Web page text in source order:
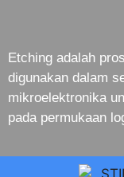
Etching adalah
digunakan dalam
mikroelektronika
pada permukaan